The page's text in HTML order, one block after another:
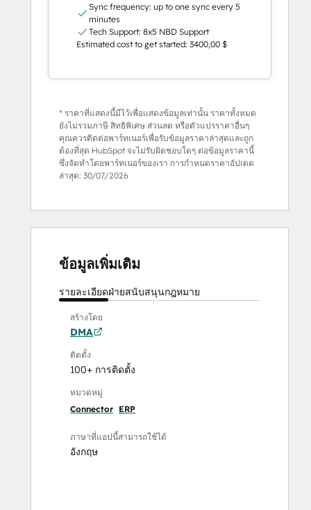
Sync frequency: up to one sync every 5
minutes
Tech Support: 8x5 NBD Support
Estimated cost to get started: 3400,00 $
* ราคาที่แสดงนี้มีไว้เพื่อแสดงข้อมูลเท่านั้น ราคาทั้งหมด
ยังไม่รวมภาษี สิทธิพิเศษ ส่วนลด หรือตัวแปรราคาอื่นๆ
คุณควรติดต่อพาร์ทเนอร์เพื่อรับข้อมูลราคาล่าสุดและถูก
ต้องที่สุด HubSpot จะไม่รับผิดชอบใดๆ ต่อข้อมูลราคานี้
ซึ่งจัดทำโดยพาร์ทเนอร์ของเรา การกำหนดราคาอัปเดต
ล่าสุด: 30/07/2026
ข้อมูลเพิ่มเติม
รายละเอียดฝ่ายสนับสนุนกฎหมาย
สร้างโดย
DMA
ติดตั้ง
100+ การติดตั้ง
หมวดหมู่
Connector ERP
ภาษาที่แอปนี้สามารถใช้ได้
อังกฤษ